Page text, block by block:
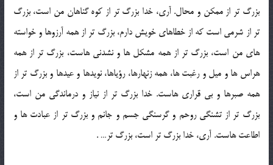
بزرگ تر از ممکن و محال. آری، خدا بزرگ تر از کوه گناهان من است، بزرگ
تر از شرمی است که از خطاهای خویش دارم، بزرگ تر از همه آرزوها و خواسته
های من است، بزرگ تر از همه مشکل ها و نشدنی هاست، بزرگ تر از همه
هراس ها و میل و رغبت ها، همه زنهارها، رؤیاها، نویدها و عیدها و بزرگ تر از
همه صبرها و بی قراری هاست. خدا بزرگ تر از نیاز و درماندگی من است،
بزرگ تر از تشنگی روحم و گرسنگی جسم و جانم و بزرگ تر از عبادت ها و
اطاعت هاست. آری، خدا بزرگ تر است، بزرگ تر… .